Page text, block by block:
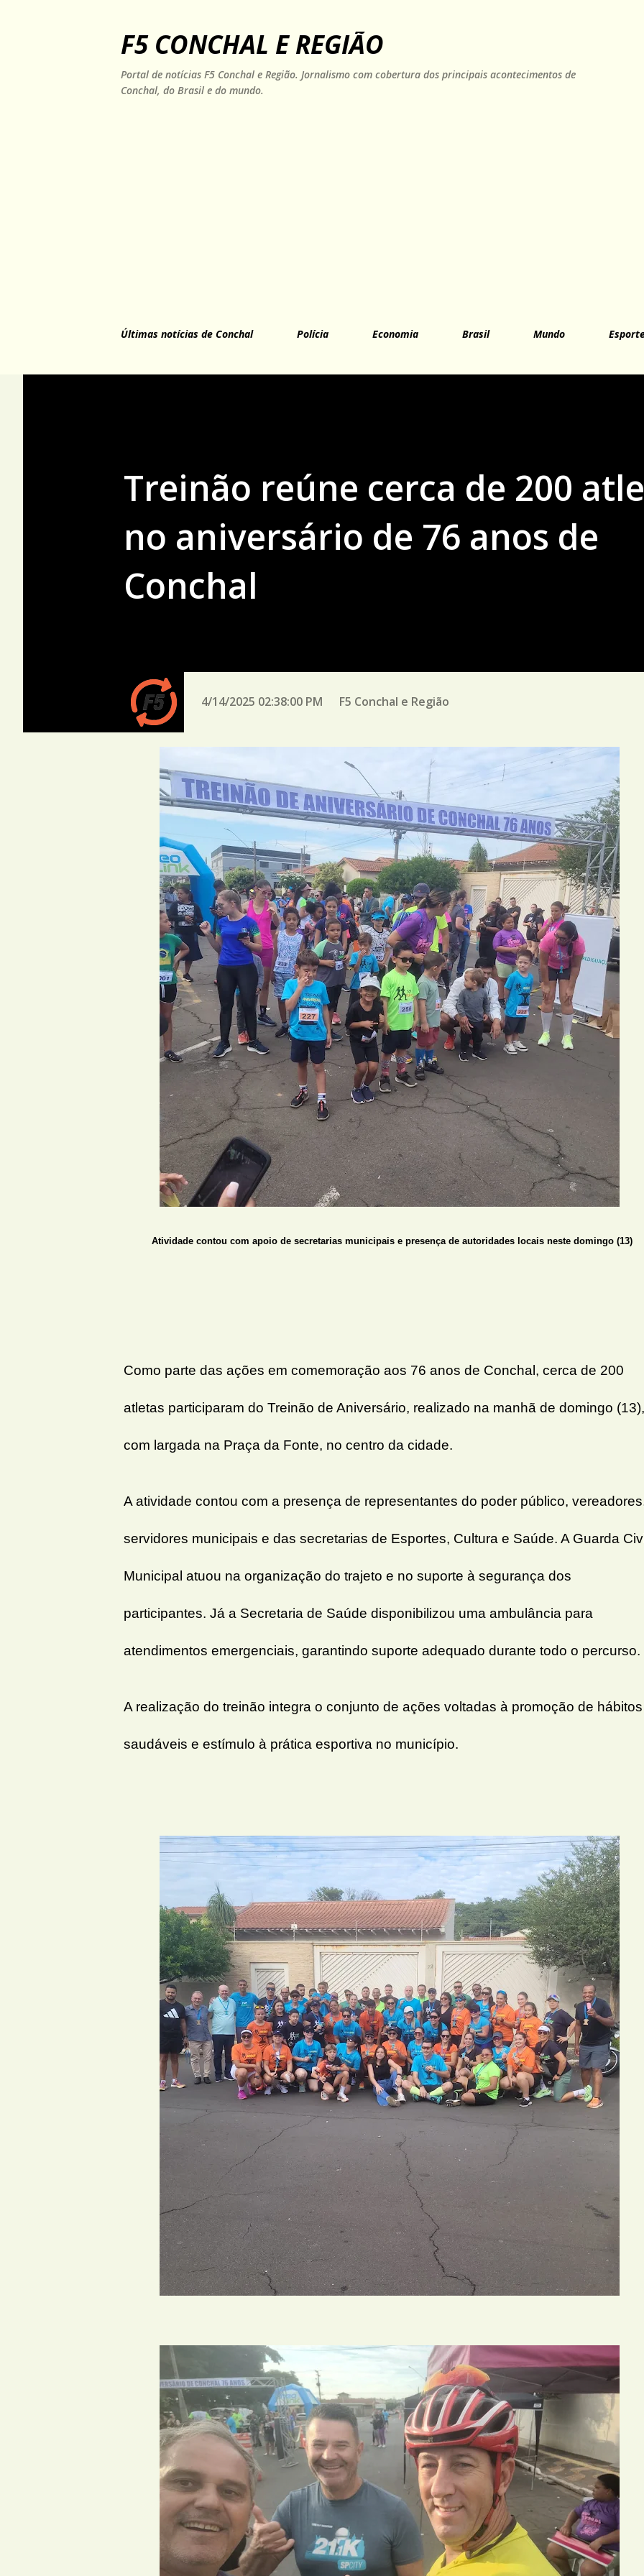
F5 CONCHAL E REGIÃO
Portal de notícias F5 Conchal e Região. Jornalismo com cobertura dos principais acontecimentos de
Conchal, do Brasil e do mundo.
Últimas notícias de Conchal Polícia Economia Brasil Mundo
Treinão reúne cerca de 200
no aniversário de 76 anos de
Conchal
4/14/2025 02:38:00 PM F5 Conchal e Região
Atividade contou com apoio de secretarias municipais e presença de autoridades locais neste domingo (13)
Como parte das ações em comemoração aos 76 anos de Conchal, cerca de 200
atletas participaram do Treinão de Aniversário, realizado na manhã de domingo (13),
com largada na Praça da Fonte, no centro da cidade.
A atividade contou com a presença de representantes do poder público,
servidores municipais e das secretarias de Esportes, Cultura e Saúde. A Guarda
Municipal atuou na organização do trajeto e no suporte à segurança dos
participantes. Já a Secretaria de Saúde disponibilizou uma ambulância para
atendimentos emergenciais, garantindo suporte adequado durante todo o percurso.
A realização do treinão integra o conjunto de ações voltadas à promoção de hábitos
saudáveis e estímulo à prática esportiva no município.